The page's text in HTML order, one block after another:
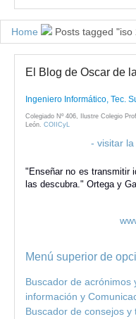
Home Posts tagged "iso
El Blog de Oscar de
Ingeniero Informático, Tec.
Colegiado Nº 406, Ilustre Colegio
León. COIICyL
- visitar
"Enseñar no es transmitir
las descubra." Ortega y
Menú superior de
Buscador de acrónimos
información y
Buscador de consejos y